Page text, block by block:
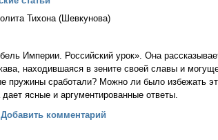
Тихона (Шевкунова)
Империи. Российский урок». Она
находившаяся в зените своей славы и
пружины сработали? Можно ли было избежать
дает ясные и аргументированные ответы.
РУССКАЯ ТРАГЕДИЯ
Добавить комментарий